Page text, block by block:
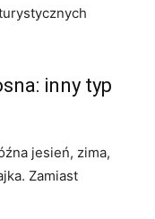
inny typ
jesień, zima,
Zamiast